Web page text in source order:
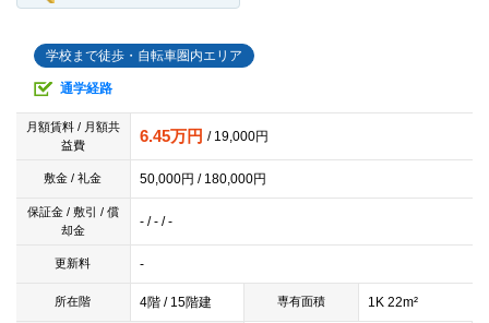
学校まで徒歩・自転車圏内エリア
通学経路
月額賃料 / 月額共
益費
6.45万円 / 19,000円
敷金 / 礼金 50,000円 / 180,000円
保証金 / 敷引 / 償
却金
- / - / -
更新料 -
所在階 4階 / 15階建 専有面積 1K 22m²